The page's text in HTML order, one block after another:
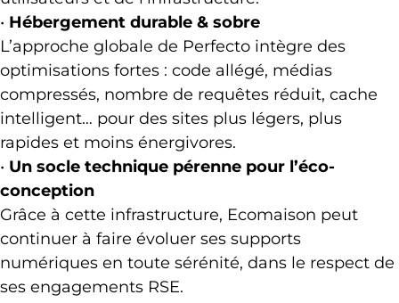
• Hébergement durable & sobre
L’approche globale de Perfecto intègre des
optimisations fortes : code allégé, médias
compressés, nombre de requêtes réduit, cache
intelligent… pour des sites plus légers, plus
rapides et moins énergivores.
• Un socle technique pérenne pour l’éco-
conception
Grâce à cette infrastructure, Ecomaison peut
continuer à faire évoluer ses supports
numériques en toute sérénité, dans le respect de
ses engagements RSE.